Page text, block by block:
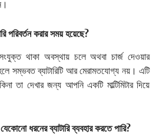
পরিবর্তন করার সময় হয়েছে?
থাকা অবস্থায় চলে অথবা চার্জ দেওয়ার
সম্ভবত ব্যাটারিটি আর মেরামতযোগ্য নয়। এটি
তা দেখার জন্য আপনি একটি মাল্টিমিটার দিয়ে
ধরনের ব্যাটারি ব্যবহার করতে পারি?